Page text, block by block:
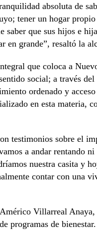
absoluta de
tener un hogar
que sus hijos e
en grande”, resaltó la
que coloca a
social; a través
ordenado y
en esta materia,
testimonios sobre el
a andar rentando
nuestra casita y
contar con una
Villarreal
programas de bienestar.